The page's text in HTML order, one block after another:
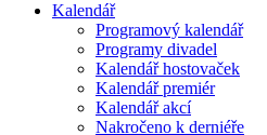
Kalendář
Programový kalendář
Programy divadel
Kalendář hostovaček
Kalendář premiér
Kalendář akcí
Nakročeno k derniéře